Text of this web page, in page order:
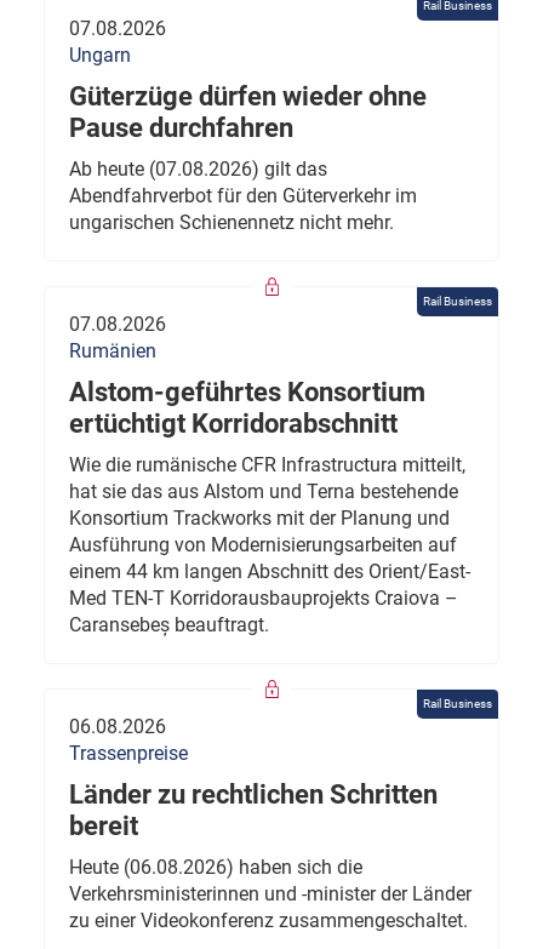
Rail Business
07.08.2026
Ungarn
Güterzüge dürfen wieder ohne
Pause durchfahren
Ab heute (07.08.2026) gilt das
Abendfahrverbot für den Güterverkehr im
ungarischen Schienennetz nicht mehr.
Rail Business
07.08.2026
Rumänien
Alstom-geführtes Konsortium
ertüchtigt Korridorabschnitt
Wie die rumänische CFR Infrastructura mitteilt,
hat sie das aus Alstom und Terna bestehende
Konsortium Trackworks mit der Planung und
Ausführung von Modernisierungsarbeiten auf
einem 44 km langen Abschnitt des Orient/East-
Med TEN-T Korridorausbauprojekts Craiova –
Caransebeș beauftragt.
Rail Business
06.08.2026
Trassenpreise
Länder zu rechtlichen Schritten
bereit
Heute (06.08.2026) haben sich die
Verkehrsministerinnen und -minister der Länder
zu einer Videokonferenz zusammengeschaltet.